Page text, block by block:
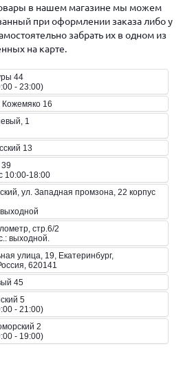
в нашем магазине мы можем
при оформлении заказа либо у
забрать их в одном из
на карте.
44
- 23:00)
Кожемяко 16
1
13
39
10:00-18:00
ул. Западная промзона, 22 корпус
стр.6/2
выходной.
улица, 19, Екатеринбург,
620141
45
5
- 21:00)
2
- 19:00)